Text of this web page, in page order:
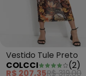
Vestido Tule Preto
COLCCI
(2)
R$ 207,35R$ 319,00